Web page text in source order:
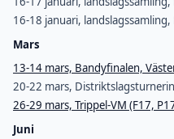
16-18 januari, landslagssamling,
Mars
13-14 mars, Bandyfinalen,
20-22 mars,
26-29 mars, Trippel-VM (F17,
Juni